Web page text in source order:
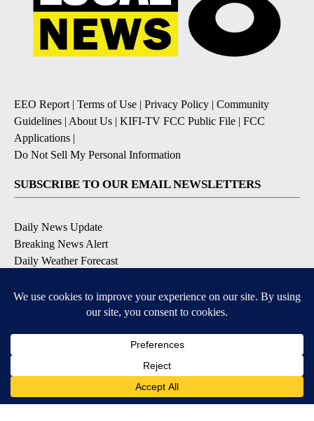
EEO Report| Terms of Use | Privacy Policy | Community
Guidelines | About Us | KIFI-TV FCC Public File | FCC
Applications |
Do Not Sell My Personal Information
SUBSCRIBE TO OUR EMAIL NEWSLETTERS
Daily News Update
Breaking News Alert
Daily Weather Forecast
Contests and Promotions
Available for iOS and Android